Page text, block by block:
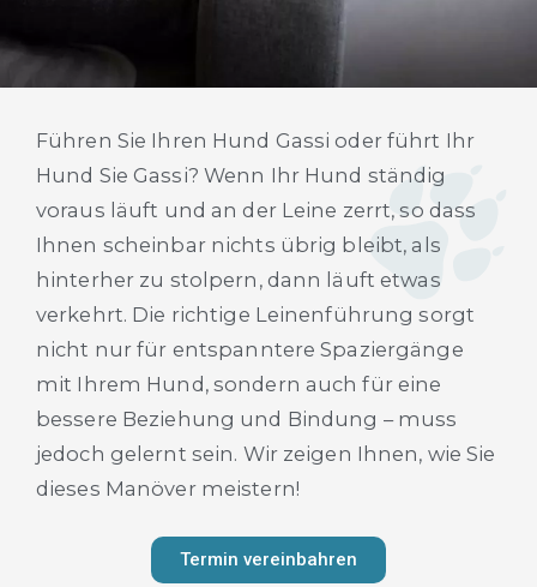
Führen Sie Ihren Hund Gassi oder führt Ihr
Hund Sie Gassi? Wenn Ihr Hund ständig
voraus läuft und an der Leine zerrt, so dass
Ihnen scheinbar nichts übrig bleibt, als
hinterher zu stolpern, dann läuft etwas
verkehrt. Die richtige Leinenführung sorgt
nicht nur für entspanntere Spaziergänge
mit Ihrem Hund, sondern auch für eine
bessere Beziehung und Bindung – muss
jedoch gelernt sein. Wir zeigen Ihnen, wie Sie
dieses Manöver meistern!
Termin vereinbahren